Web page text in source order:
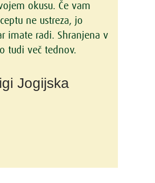
okusu. Če vam
ne ustreza, jo
imate radi. Shranjena v
tudi več tednov.
Jogijska